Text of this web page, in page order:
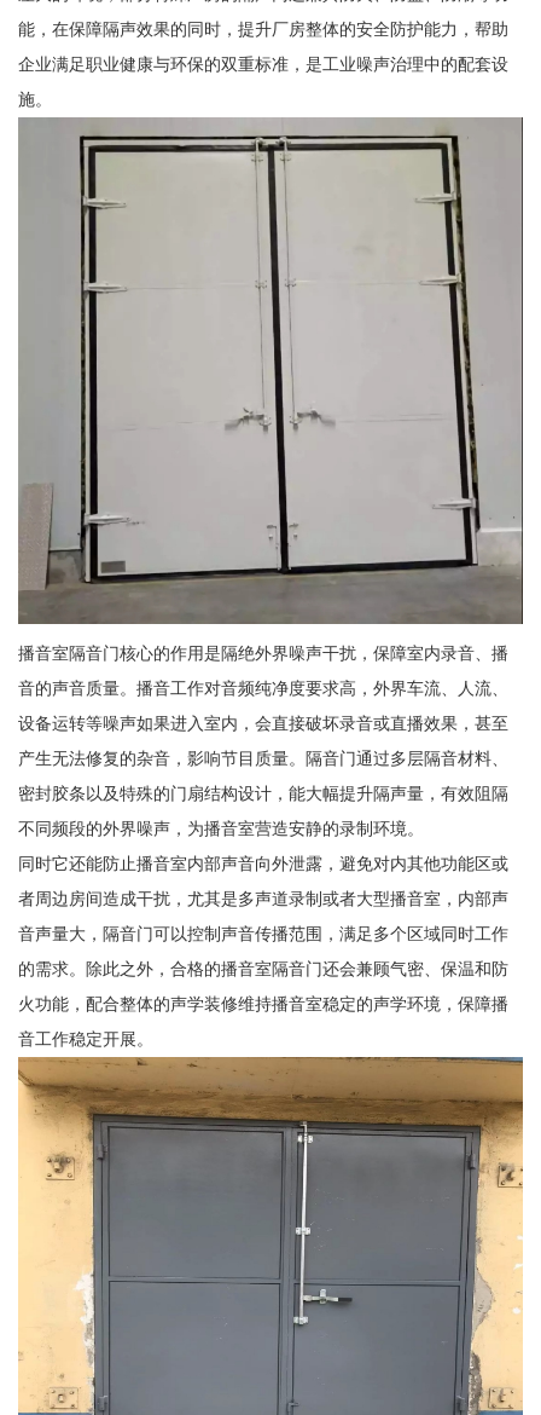
能，在保障隔声效果的同时，提升厂房整体的安全防护能力，帮助
企业满足职业健康与环保的双重标准，是工业噪声治理中的配套设
施。
播音室隔音门核心的作用是隔绝外界噪声干扰，保障室内录音、播
音的声音质量。播音工作对音频纯净度要求高，外界车流、人流、
设备运转等噪声如果进入室内，会直接破坏录音或直播效果，甚至
产生无法修复的杂音，影响节目质量。隔音门通过多层隔音材料、
密封胶条以及特殊的门扇结构设计，能大幅提升隔声量，有效阻隔
不同频段的外界噪声，为播音室营造安静的录制环境。
同时它还能防止播音室内部声音向外泄露，避免对内其他功能区或
者周边房间造成干扰，尤其是多声道录制或者大型播音室，内部声
音声量大，隔音门可以控制声音传播范围，满足多个区域同时工作
的需求。除此之外，合格的播音室隔音门还会兼顾气密、保温和防
火功能，配合整体的声学装修维持播音室稳定的声学环境，保障播
音工作稳定开展。